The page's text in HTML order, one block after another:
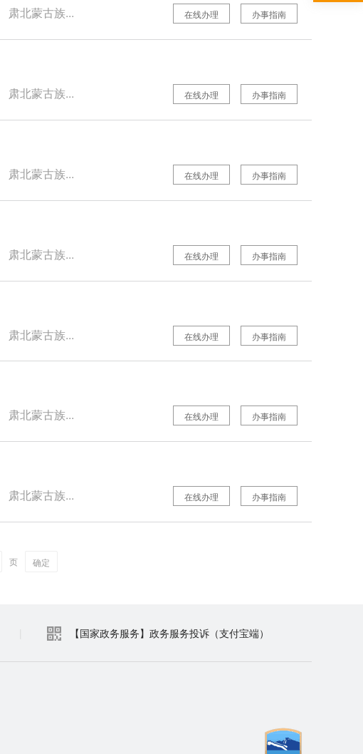
肃北蒙古族... 办事指南
在线办理
肃北蒙古族... 办事指南
在线办理
肃北蒙古族... 办事指南
在线办理
肃北蒙古族... 办事指南
在线办理
肃北蒙古族... 办事指南
在线办理
肃北蒙古族... 办事指南
在线办理
肃北蒙古族... 办事指南
在线办理
页 确定
【国家政务服务】政务服务投诉（支付宝端）